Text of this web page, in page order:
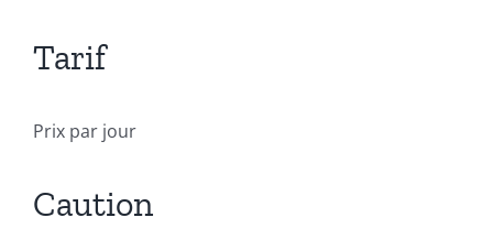
Tarif
Prix par jour
Caution